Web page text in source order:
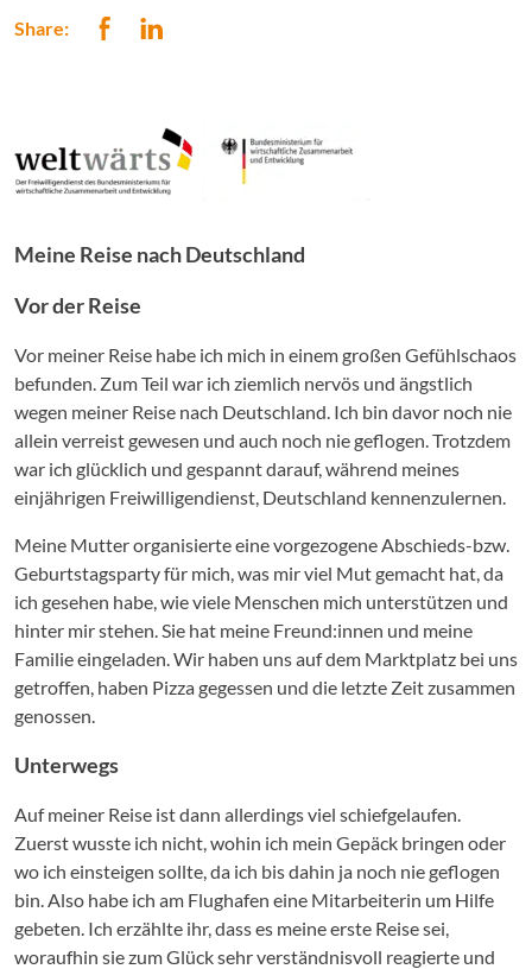
Share:
Meine Reise nach Deutschland
Vor der Reise
Vor meiner Reise habe ich mich in einem großen Gefühlschaos
befunden. Zum Teil war ich ziemlich nervös und ängstlich
wegen meiner Reise nach Deutschland. Ich bin davor noch nie
allein verreist gewesen und auch noch nie geflogen. Trotzdem
war ich glücklich und gespannt darauf, während meines
einjährigen Freiwilligendienst, Deutschland kennenzulernen.
Meine Mutter organisierte eine vorgezogene Abschieds-bzw.
Geburtstagsparty für mich, was mir viel Mut gemacht hat, da
ich gesehen habe, wie viele Menschen mich unterstützen und
hinter mir stehen. Sie hat meine Freund:innen und meine
Familie eingeladen. Wir haben uns auf dem Marktplatz bei uns
getroffen, haben Pizza gegessen und die letzte Zeit zusammen
genossen.
Unterwegs
Auf meiner Reise ist dann allerdings viel schiefgelaufen.
Zuerst wusste ich nicht, wohin ich mein Gepäck bringen oder
wo ich einsteigen sollte, da ich bis dahin ja noch nie geflogen
bin. Also habe ich am Flughafen eine Mitarbeiterin um Hilfe
gebeten. Ich erzählte ihr, dass es meine erste Reise sei,
woraufhin sie zum Glück sehr verständnisvoll reagierte und